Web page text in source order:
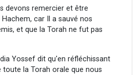
devons remercier et être
car Il a sauvé nos
et que la Torah ne fut pas
Yossef dit qu'en réfléchissant
la Torah orale que nous